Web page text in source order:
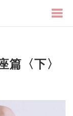
篇〈下〉